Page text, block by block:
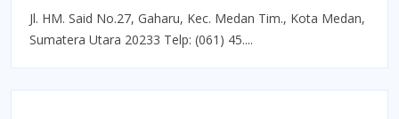
Jl. HM. Said No.27, Gaharu, Kec. Medan Tim., Kota Medan,
Sumatera Utara 20233 Telp: (061) 45....